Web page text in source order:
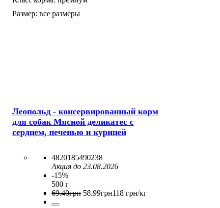
Размер: все размеры
Леопольд - консервированный корм
для собак Мясной деликатес с
сердцем, печенью и курицей
4820185490238
Акция до 23.08.2026
-15%
500 г
69.40грн 58.99грн118 грн/кг